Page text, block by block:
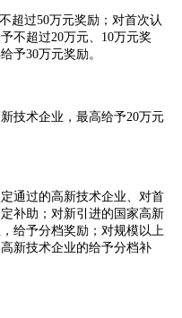
过50万元奖励；对首次认
不超过20万元、10万元奖
予30万元奖励。
术企业，最高给予20万元
过的高新技术企业、对首
补助；对新引进的国家高新
给予分档奖励；对规模以上
新技术企业的给予分档补